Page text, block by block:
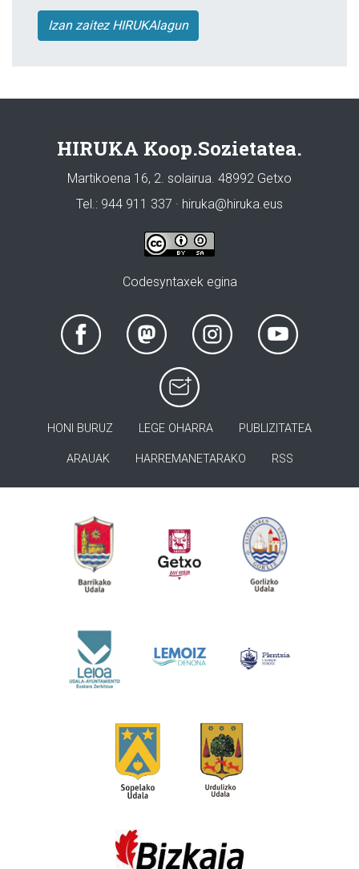
Izan zaitez HIRUKAlagun
HIRUKA Koop.Sozietatea.
Martikoena 16, 2. solairua. 48992 Getxo
Tel.: 944 911 337 · hiruka@hiruka.eus
Codesyntaxek egina
HONI BURUZ LEGE OHARRA PUBLIZITATEA
ARAUAK HARREMANETARAKO RSS